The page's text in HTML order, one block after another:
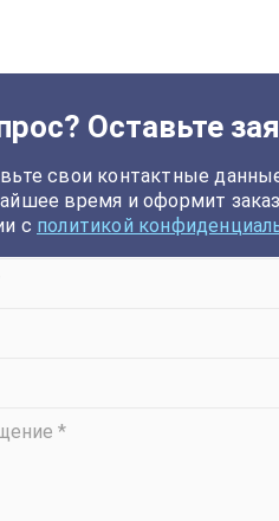
Оставьте
свои контактные
время и оформит
с политикой